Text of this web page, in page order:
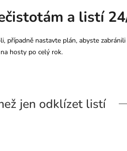
a listí
případně nastavte plán, abyste
hosty po celý rok.
jen odklízet listí